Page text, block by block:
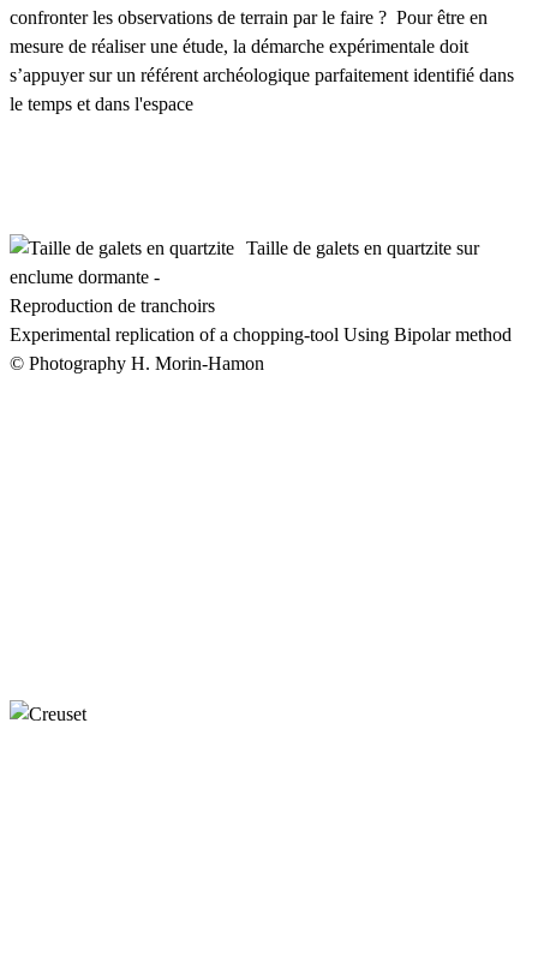
confronter les observations de terrain par le faire ? Pour être en
mesure de réaliser une étude, la démarche expérimentale doit
s’appuyer sur un référent archéologique parfaitement identifié dans
le temps et dans l'espace
Taille de galets en quartzite sur
enclume dormante -
Reproduction de tranchoirs
Experimental replication of a chopping-tool Using Bipolar method
© Photography H. Morin-Hamon